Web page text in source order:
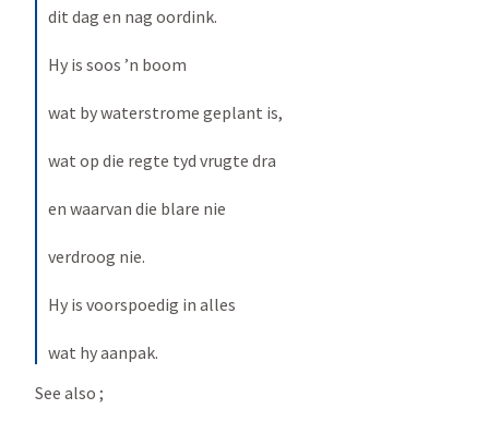
dit dag en nag oordink.
Hy is soos ’n boom
wat by waterstrome geplant is,
wat op die regte tyd vrugte dra
en waarvan die blare nie
verdroog nie.
Hy is voorspoedig in alles
wat hy aanpak.
See also ;